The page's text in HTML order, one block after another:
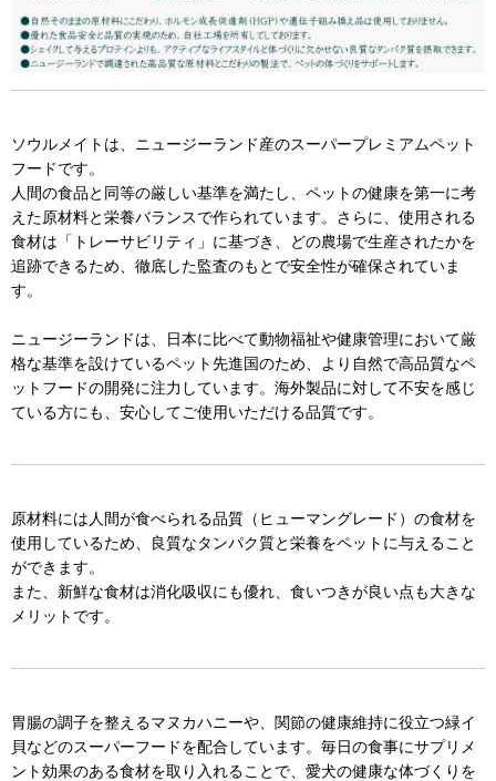
ソウルメイトは、ニュージーランド産のスーパープレミアムペット
フードです。
人間の食品と同等の厳しい基準を満たし、ペットの健康を第一に考
えた原材料と栄養バランスで作られています。さらに、使用される
食材は「トレーサビリティ」に基づき、どの農場で生産されたかを
追跡できるため、徹底した監査のもとで安全性が確保されていま
す。
ニュージーランドは、日本に比べて動物福祉や健康管理において厳
格な基準を設けているペット先進国のため、より自然で高品質なペ
ットフードの開発に注力しています。海外製品に対して不安を感じ
ている方にも、安心してご使用いただける品質です。
原材料には人間が食べられる品質（ヒューマングレード）の食材を
使用しているため、良質なタンパク質と栄養をペットに与えること
ができます。
また、新鮮な食材は消化吸収にも優れ、食いつきが良い点も大きな
メリットです。
胃腸の調子を整えるマヌカハニーや、関節の健康維持に役立つ緑イ
貝などのスーパーフードを配合しています。毎日の食事にサプリメ
ント効果のある食材を取り入れることで、愛犬の健康な体づくりを